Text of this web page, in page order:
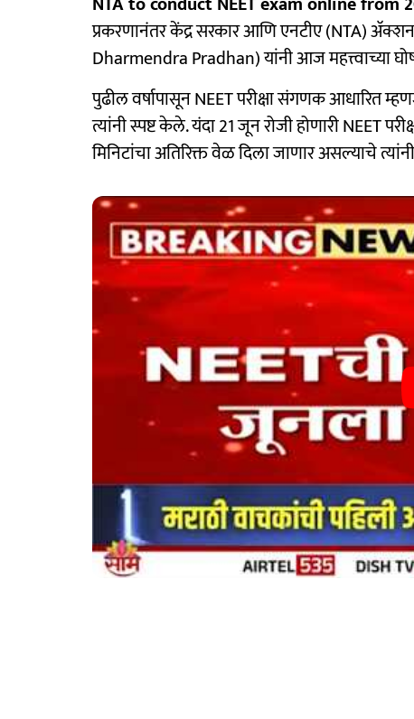
प्रकरणानंतर केंद्र सरकार आणि एनटीए (NTA) अ‍ॅक्शन
Dharmendra Pradhan) यांनी आज महत्त्वाच्या
पुढील वर्षापासून NEET परीक्षा संगणक आधारित
त्यांनी स्पष्ट केले. यंदा 21 जून रोजी होणारी NEET
मिनिटांचा अतिरिक्त वेळ दिला जाणार असल्याचे